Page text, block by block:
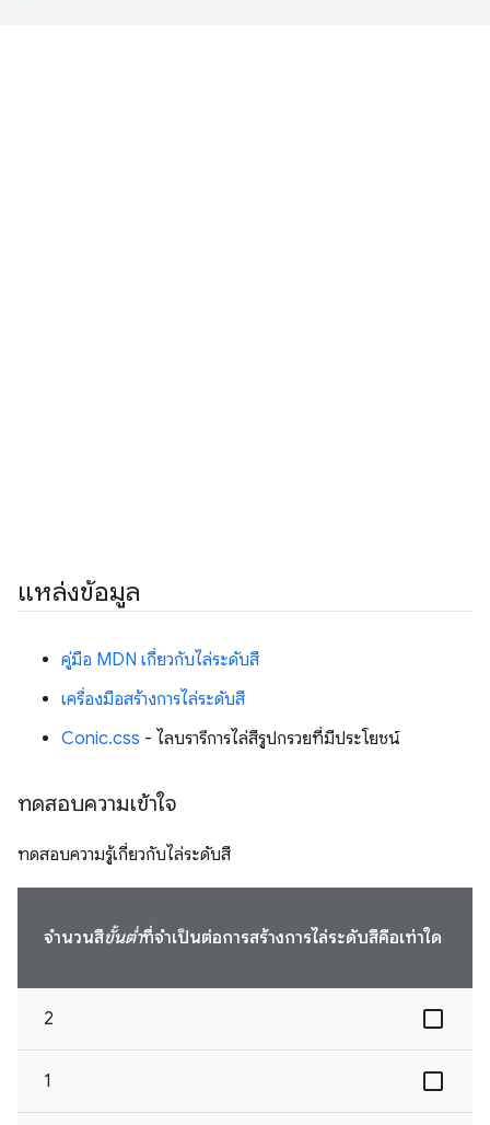
แหล่งข้อมูล
คู่มือ MDN เกี่ยวกับไล่ระดับสี
เครื่องมือสร้างการไล่ระดับสี
Conic.css - ไลบรารีการไล่สีรูปกรวยที่มีประโยชน์
ทดสอบความเข้าใจ
ทดสอบความรู้เกี่ยวกับไล่ระดับสี
จํานวนสีขั้นต่ำที่จําเป็นต่อการสร้างการไล่ระดับสีคือเท่าใด
2
1